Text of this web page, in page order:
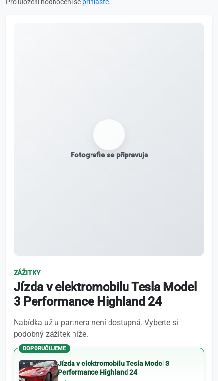
Pro uložení hodnocení se přihlaste.
Fotografie se připravuje
ZÁŽITKY
Jízda v elektromobilu Tesla Model
3 Performance Highland 24
Nabídka už u partnera není dostupná. Vyberte si
podobný zážitek níže.
DOPORUČUJEME
Jízda v elektromobilu Tesla Model 3
Performance Highland 24